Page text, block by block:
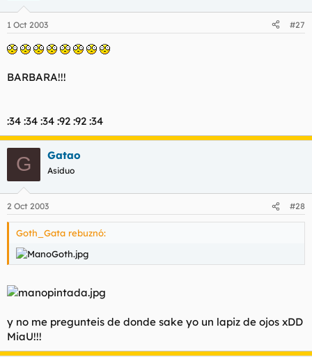
1 Oct 2003 #27
BARBARA!!!
:34 :34 :34 :92 :92 :34
G Gatao
Asiduo
2 Oct 2003 #28
Goth_Gata rebuznó:
y no me pregunteis de donde sake yo un lapiz de ojos xDD
MiaU!!!